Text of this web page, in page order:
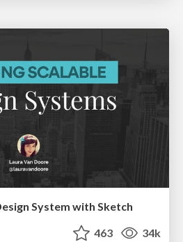
System with Sketch
463 34k